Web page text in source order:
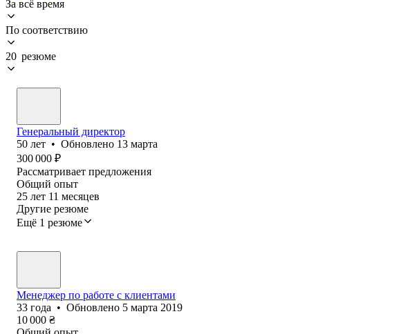
За всё время
По соответствию
20 резюме
Генеральный директор
50 лет • Обновлено 13 марта
300 000 ₽
Рассматривает предложения
Общий опыт
25 лет 11 месяцев
Другие резюме
Ещё 1 резюме
Менеджер по работе с клиентами
33 года • Обновлено 5 марта 2019
10 000 ₴